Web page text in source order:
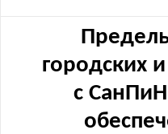
городских
с